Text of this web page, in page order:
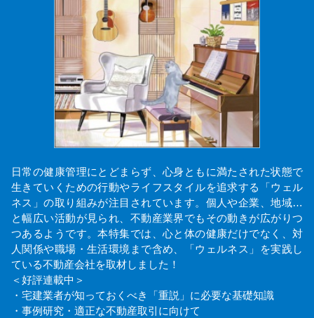
日常の健康管理にとどまらず、心身ともに満たされた状態で
生きていくための行動やライフスタイルを追求する「ウェル
ネス」の取り組みが注目されています。個人や企業、地域…
と幅広い活動が見られ、不動産業界でもその動きが広がりつ
つあるようです。本特集では、心と体の健康だけでなく、対
人関係や職場・生活環境まで含め、「ウェルネス」を実践し
ている不動産会社を取材しました！
＜好評連載中＞
・宅建業者が知っておくべき「重説」に必要な基礎知識
・事例研究・適正な不動産取引に向けて